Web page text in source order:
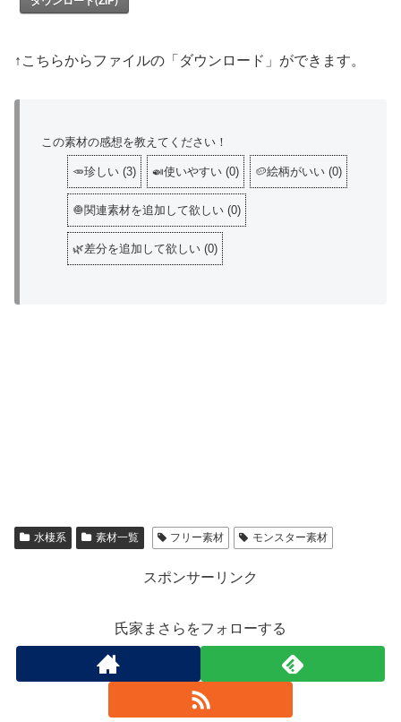
↑こちらからファイルの「ダウンロード」ができます。
この素材の感想を教えてください！
🥕珍しい (3) 🍛使いやすい (0) 🥔絵柄がいい (0)
🧅関連素材を追加して欲しい (0)
🌿差分を追加して欲しい (0)
水棲系 素材一覧 フリー素材 モンスター素材
スポンサーリンク
氏家まさらをフォローする